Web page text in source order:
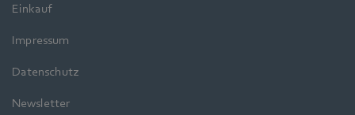
Einkauf
Impressum
Datenschutz
Newsletter